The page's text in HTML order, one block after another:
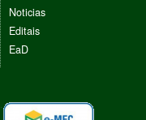
Noticias
Editais
EaD